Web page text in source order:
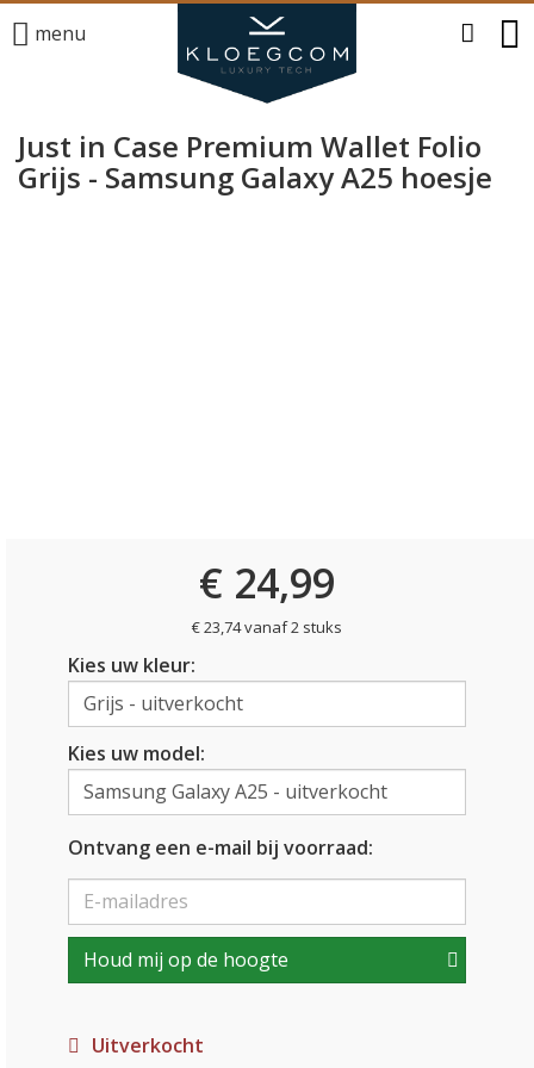
menu
Just in Case Premium Wallet Folio
Grijs - Samsung Galaxy A25 hoesje
€ 24,99
€ 23,74 vanaf 2 stuks
Kies uw kleur:
Kies uw model:
Ontvang een e-mail bij voorraad:
Houd mij op de hoogte
Uitverkocht